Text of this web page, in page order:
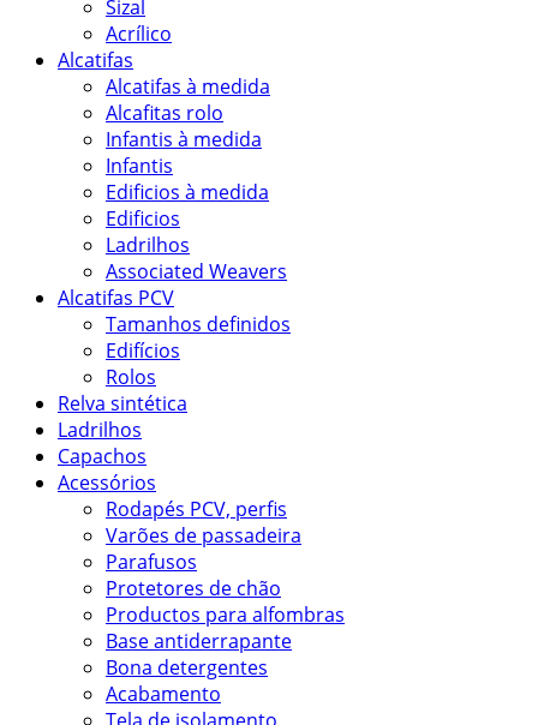
Sizal
Acrílico
Alcatifas
Alcatifas à medida
Alcafitas rolo
Infantis à medida
Infantis
Edificios à medida
Edificios
Ladrilhos
Associated Weavers
Alcatifas PCV
Tamanhos definidos
Edifícios
Rolos
Relva sintética
Ladrilhos
Capachos
Acessórios
Rodapés PCV, perfis
Varões de passadeira
Parafusos
Protetores de chão
Productos para alfombras
Base antiderrapante
Bona detergentes
Acabamento